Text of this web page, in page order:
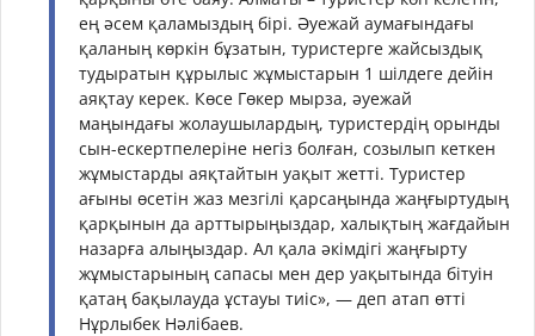
ең әсем қаламыздың бірі. Әуежай аумағындағы
қаланың көркін бұзатын, туристерге жайсыздық
тудыратын құрылыс жұмыстарын 1 шілдеге дейін
аяқтау керек. Көсе Гөкер мырза, әуежай
маңындағы жолаушылардың, туристердің орынды
сын-ескертпелеріне негіз болған, созылып кеткен
жұмыстарды аяқтайтын уақыт жетті. Туристер
ағыны өсетін жаз мезгілі қарсаңында жаңғыртудың
қарқынын да арттырыңыздар, халықтың жағдайын
назарға алыңыздар. Ал қала әкімдігі жаңғырту
жұмыстарының сапасы мен дер уақытында бітуін
қатаң бақылауда ұстауы тиіс», — деп атап өтті
Нұрлыбек Нәлібаев.